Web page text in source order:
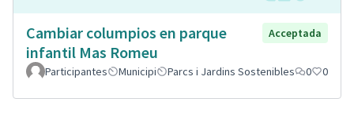
Cambiar columpios en parque
infantil Mas Romeu
Acceptada
Participantes Municipi Parcs i Jardins Sostenibles 0 0